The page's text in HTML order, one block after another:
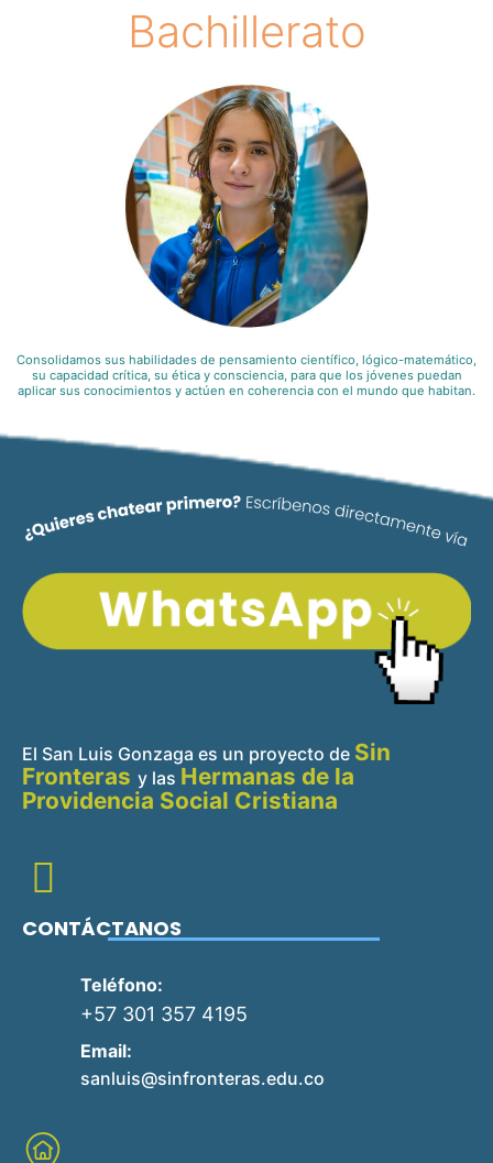
Bachillerato
Consolidamos sus habilidades de pensamiento científico, lógico-matemático,
su capacidad crítica, su ética y consciencia, para que los jóvenes puedan
aplicar sus conocimientos y actúen en coherencia con el mundo que habitan.
El San Luis Gonzaga es un proyecto de Sin
Fronteras y las Hermanas de la
Providencia Social Cristiana
CONTÁCTANOS
Teléfono:
+57 301 357 4195
Email:
sanluis@sinfronteras.edu.co